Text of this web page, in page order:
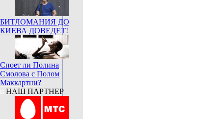
БИТЛОМАНИЯ ДО
КИЕВА ДОВЕДЕТ!
Споет ли Полина
Смолова с Полом
Маккартни?
НАШ ПАРТНЕР